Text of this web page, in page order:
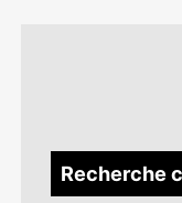
Recherche